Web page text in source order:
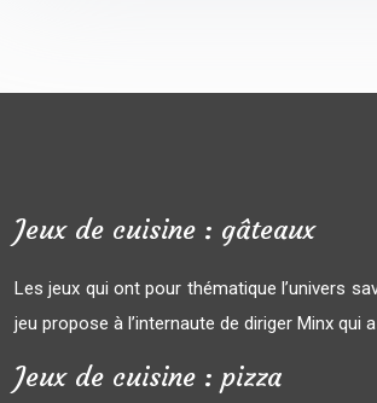
Jeux de cuisine : gâteaux
Les jeux qui ont pour thématique l’univers
jeu propose à l’internaute de diriger Minx
Jeux de cuisine : pizza